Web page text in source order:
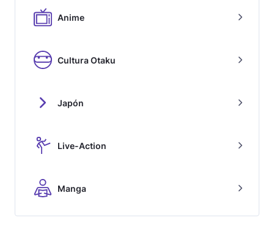
Anime
Cultura Otaku
Japón
Live-Action
Manga